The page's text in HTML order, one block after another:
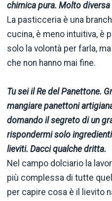
chimica pura. Molto diversa
La pasticceria è una
cucina, è meno intuitiva, è
solo la volontà per farla,
che non hanno mai fine.
Tu sei il Re del Panettone.
mangiare panettoni
domando il segreto di un
rispondermi solo
lieviti. Dacci qualche dritta.
Nel campo dolciario la
più complessa di tutte
per capire cosa è il lievito